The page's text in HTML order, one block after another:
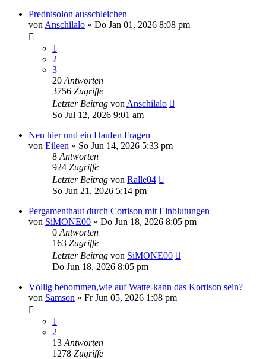
Prednisolon ausschleichen
von Anschilalo » Do Jan 01, 2026 8:08 pm
1
2
3
20 Antworten
3756 Zugriffe
Letzter Beitrag von Anschilalo
So Jul 12, 2026 9:01 am
Neu hier und ein Haufen Fragen
von Eileen » So Jun 14, 2026 5:33 pm
8 Antworten
924 Zugriffe
Letzter Beitrag von Ralle04
So Jun 21, 2026 5:14 pm
Pergamenthaut durch Cortison mit Einblutungen
von SiMONE00 » Do Jun 18, 2026 8:05 pm
0 Antworten
163 Zugriffe
Letzter Beitrag von SiMONE00
Do Jun 18, 2026 8:05 pm
Völlig benommen,wie auf Watte-kann das Kortison sein?
von Samson » Fr Jun 05, 2026 1:08 pm
1
2
13 Antworten
1278 Zugriffe